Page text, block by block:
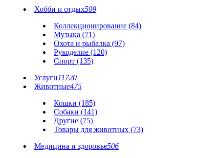
Хобби и отдых509
Коллекционирование (84)
Музыка (71)
Охота и рыбалка (97)
Рукоделие (120)
Спорт (135)
Услуги11720
Животные475
Кошки (185)
Собаки (141)
Другие (75)
Товары для животных (73)
Медицина и здоровье506